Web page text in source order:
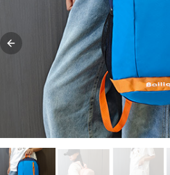
Previous slide